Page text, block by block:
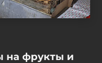
на фрукты и